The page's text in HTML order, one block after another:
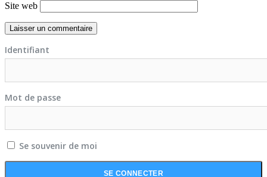
Site web
Identifiant
Mot de passe
Se souvenir de moi